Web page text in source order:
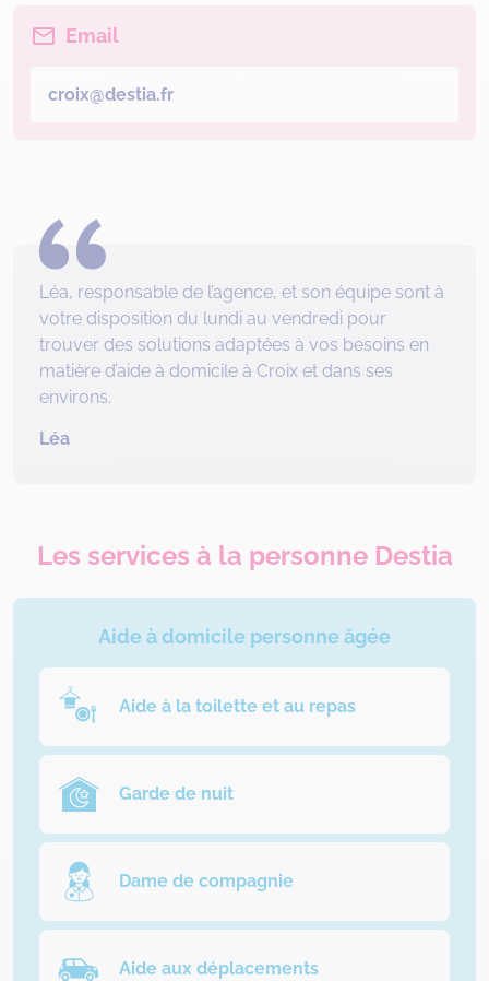
Léa, responsable de l’agence, et son équipe sont à
votre disposition du lundi au vendredi pour
trouver des solutions adaptées à vos besoins en
matière d’aide à domicile à Croix et dans ses
environs.
Léa
Les services à la personne Destia
Aide à domicile personne âgée
Aide à la toilette et au repas
Garde de nuit
Dame de compagnie
Aide aux déplacements
Email
croix@destia.fr